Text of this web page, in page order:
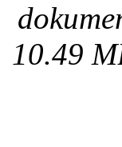
10.49